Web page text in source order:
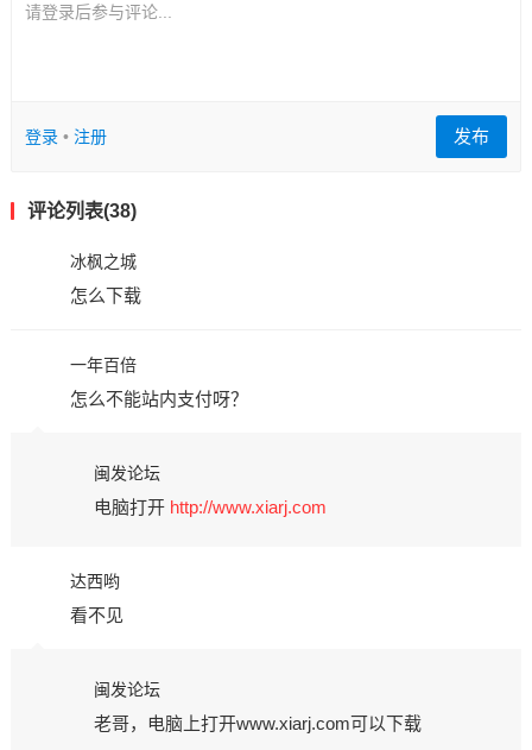
请登录后参与评论...
登录• 注册 发布
评论列表(38)
冰枫之城
怎么下载
一年百倍
怎么不能站内支付呀？
闽发论坛
电脑打开 http://www.xiarj.com
达西哟
看不见
闽发论坛
老哥，电脑上打开www.xiarj.com可以下载